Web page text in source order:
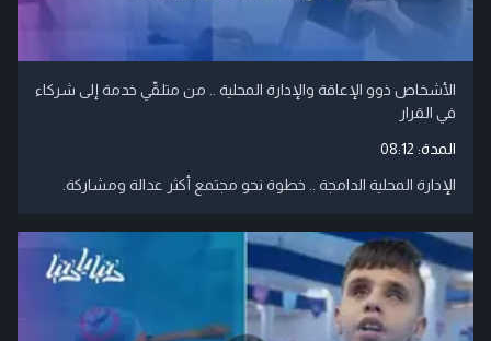
الأشخاص ذوو الإعاقة والإدارة المحلية .. من متلقّي خدمة إلى شركاء
في القرار
المدة: 08:12
الإدارة المحلية الدامجة .. خطوة نحو مجتمع أكثر عدالة ومشاركة.